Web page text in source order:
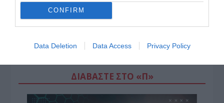
CONFIRM
Data Deletion Data Access Privacy Policy
ΔΙΑΒΆΣΤΕ ΣΤΟ «Π»